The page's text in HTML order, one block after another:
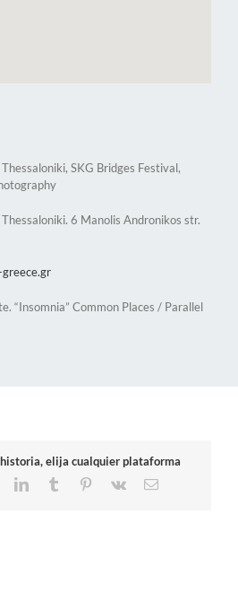
SKG Bridges Festival,
6 Manolis Andronikos str.
“Insomnia” Common Places / Parallel
elija cualquier plataforma
LinkedInTumblr Pinterest
Vk
Correo